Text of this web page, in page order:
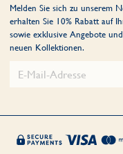
Melden Sie sich zu unserem
erhalten Sie 10% Rabatt auf
sowie exklusive Angebote
neuen Kollektionen.